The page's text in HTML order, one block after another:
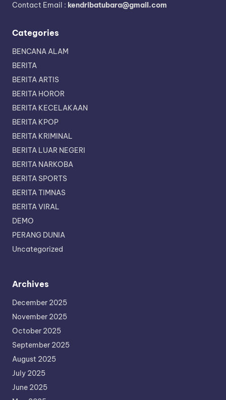
Contact Email : kendribatubara@gmail.com
Categories
BENCANA ALAM
BERITA
BERITA ARTIS
BERITA HOROR
BERITA KECELAKAAN
BERITA KPOP
BERITA KRIMINAL
BERITA LUAR NEGERI
BERITA NARKOBA
BERITA SPORTS
BERITA TIMNAS
BERITA VIRAL
DEMO
PERANG DUNIA
Uncategorized
Archives
December 2025
November 2025
October 2025
September 2025
August 2025
July 2025
June 2025